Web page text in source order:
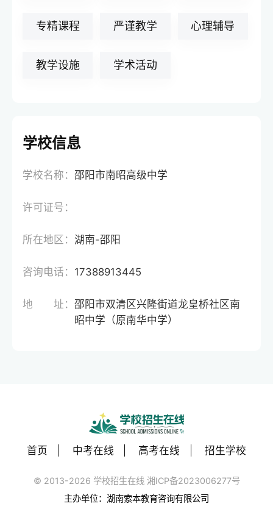
专精课程 严谨教学 心理辅导
教学设施 学术活动
学校信息
学校名称：邵阳市南昭高级中学
许可证号：
所在地区：湖南-邵阳
咨询电话： 17388913445
地 址：邵阳市双清区兴隆街道龙皇桥社区南
昭中学（原南华中学）
首页 中考在线 高考在线 招生学校
© 2013-2026 学校招生在线 湘ICP备2023006277号
主办单位：湖南索本教育咨询有限公司